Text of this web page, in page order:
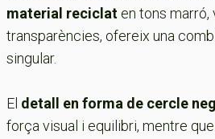
material reciclaten tons marró,
transparències, ofereix una
singular.
El detall en forma de cercle
força visual i equilibri, mentre que